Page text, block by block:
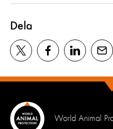
Dela
World Animal